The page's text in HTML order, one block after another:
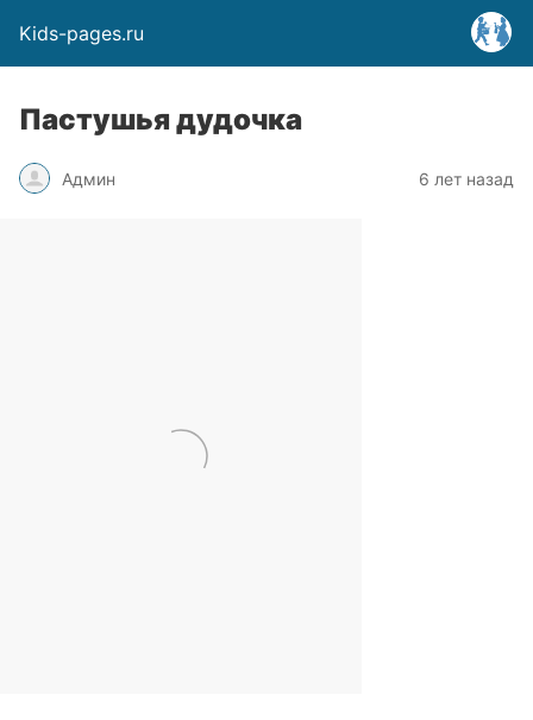
Kids-pages.ru
Пастушья дудочка
Админ 6 лет назад